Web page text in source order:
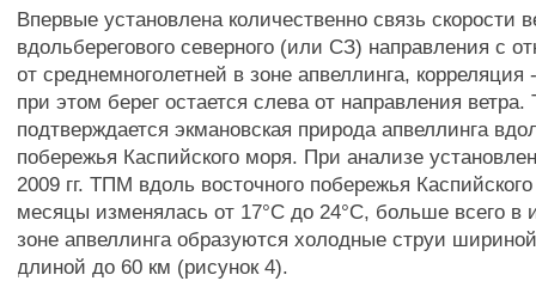
Впервые установлена количественно связь скорости
вдольберегового северного (или СЗ) направления с
от среднемноголетней в зоне апвеллинга,
при этом берег остается слева от направления
подтверждается экмановская природа апвеллинга
побережья Каспийского моря. При анализе
2009 гг. ТПМ вдоль восточного побережья
месяцы изменялась от 17°С до 24°С, больше всего
зоне апвеллинга образуются холодные струи
длиной до 60 км (рисунок 4).